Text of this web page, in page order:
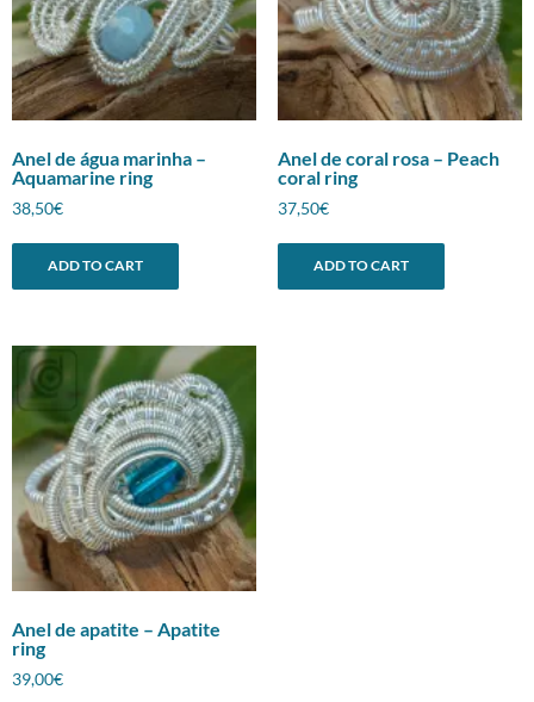
Anel de água marinha –
Aquamarine ring
38,50€
ADD TO CART
Anel de coral rosa – Peach
coral ring
37,50€
ADD TO CART
Anel de apatite – Apatite
ring
39,00€